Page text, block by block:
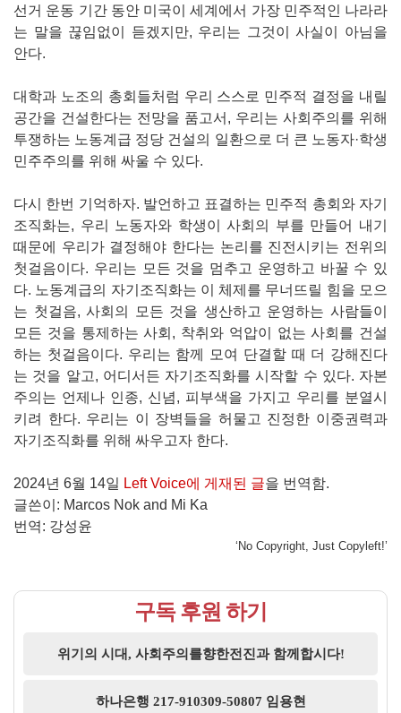
선거 운동 기간 동안 미국이 세계에서 가장 민주적인 나라라
는 말을 끊임없이 듣겠지만, 우리는 그것이 사실이 아님을
안다.
대학과 노조의 총회들처럼 우리 스스로 민주적 결정을 내릴
공간을 건설한다는 전망을 품고서, 우리는 사회주의를 위해
투쟁하는 노동계급 정당 건설의 일환으로 더 큰 노동자·학생
민주주의를 위해 싸울 수 있다.
다시 한번 기억하자. 발언하고 표결하는 민주적 총회와 자기
조직화는, 우리 노동자와 학생이 사회의 부를 만들어 내기
때문에 우리가 결정해야 한다는 논리를 진전시키는 전위의
첫걸음이다. 우리는 모든 것을 멈추고 운영하고 바꿀 수 있
다. 노동계급의 자기조직화는 이 체제를 무너뜨릴 힘을 모으
는 첫걸음, 사회의 모든 것을 생산하고 운영하는 사람들이
모든 것을 통제하는 사회, 착취와 억압이 없는 사회를 건설
하는 첫걸음이다. 우리는 함께 모여 단결할 때 더 강해진다
는 것을 알고, 어디서든 자기조직화를 시작할 수 있다. 자본
주의는 언제나 인종, 신념, 피부색을 가지고 우리를 분열시
키려 한다. 우리는 이 장벽들을 허물고 진정한 이중권력과
자기조직화를 위해 싸우고자 한다.
2024년 6월 14일 Left Voice에 게재된 글을 번역함.
글쓴이: Marcos Nok and Mi Ka
번역: 강성윤
‘No Copyright, Just Copyleft!’
구독 후원 하기
위기의 시대, 사회주의를향한전진과 함께합시다!
하나은행 217-910309-50807 임용현